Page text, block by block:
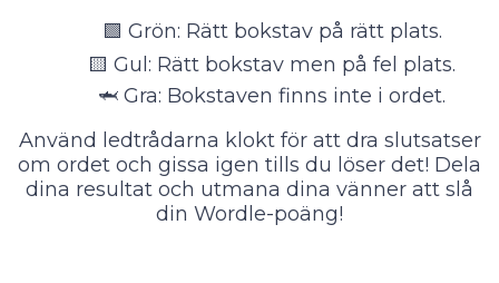
🟩 Grön: Rätt bokstav på rätt plats.
🟨 Gul: Rätt bokstav men på fel plats.
🦈 Gra: Bokstaven finns inte i ordet.
Använd ledtrådarna klokt för att dra slutsatser
om ordet och gissa igen tills du löser det! Dela
dina resultat och utmana dina vänner att slå
din Wordle-poäng!